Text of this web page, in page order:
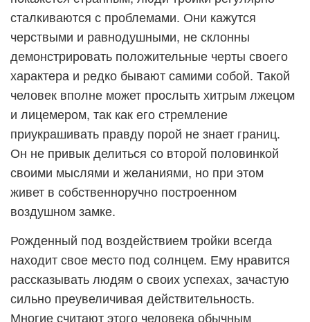
сталкиваются с проблемами. Они кажутся
черствыми и равнодушными, не склонны
демонстрировать положительные черты своего
характера и редко бывают самими собой. Такой
человек вполне может прослыть хитрым лжецом
и лицемером, так как его стремление
приукрашивать правду порой не знает границ.
Он не привык делиться со второй половинкой
своими мыслями и желаниями, но при этом
живет в собственноручно построенном
воздушном замке.
Рожденный под воздействием тройки всегда
находит свое место под солнцем. Ему нравится
рассказывать людям о своих успехах, зачастую
сильно преувеличивая действительность.
Многие считают этого человека обычным